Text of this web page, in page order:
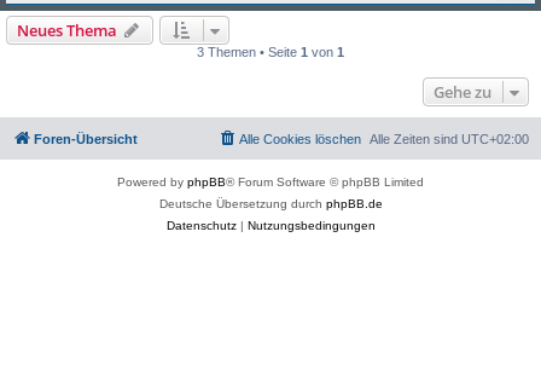
Neues Thema
3 Themen • Seite 1 von 1
Gehe zu
Foren-Übersicht Alle Zeiten sind UTC+02:00
Alle Cookies löschen
Powered by phpBB® Forum Software © phpBB Limited
Deutsche Übersetzung durch phpBB.de
Datenschutz| Nutzungsbedingungen